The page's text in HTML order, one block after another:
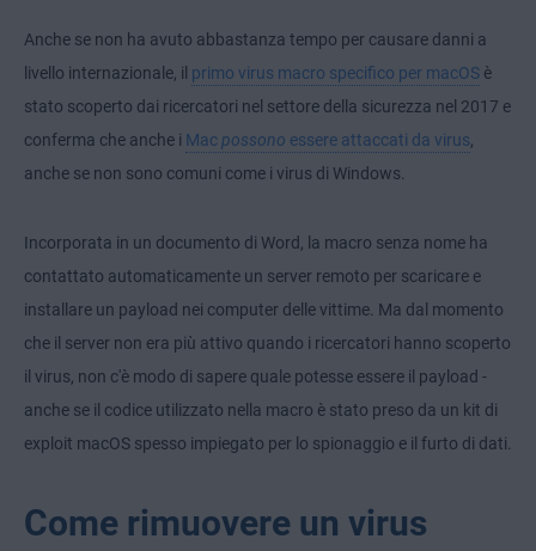
Anche se non ha avuto abbastanza tempo per causare danni a
livello internazionale, il primo virus macro specifico per macOS è
stato scoperto dai ricercatori nel settore della sicurezza nel 2017 e
conferma che anche i Mac possono essere attaccati da virus,
anche se non sono comuni come i virus di Windows.
Incorporata in un documento di Word, la macro senza nome ha
contattato automaticamente un server remoto per scaricare e
installare un payload nei computer delle vittime. Ma dal momento
che il server non era più attivo quando i ricercatori hanno scoperto
il virus, non c'è modo di sapere quale potesse essere il payload -
anche se il codice utilizzato nella macro è stato preso da un kit di
exploit macOS spesso impiegato per lo spionaggio e il furto di dati.
Come rimuovere un virus